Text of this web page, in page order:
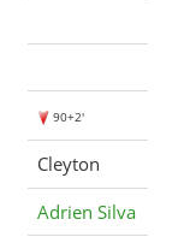
90+2'
Cleyton
Adrien Silva